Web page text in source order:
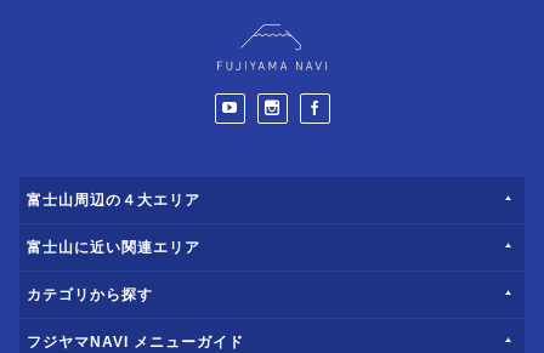
富士山周辺の４大エリア
富士山に近い関連エリア
カテゴリから探す
フジヤマNAVI メニューガイド